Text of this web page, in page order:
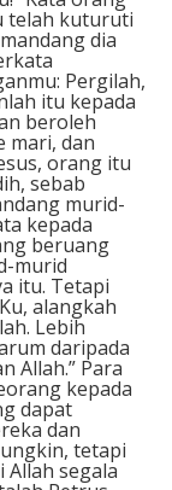
telah kuturuti
dia
Pergilah,
itu kepada
beroleh
mari, dan
orang itu
sebab
murid-
kepada
beruang
murid
itu. Tetapi
alangkah
Lebih
daripada
Allah.” Para
kepada
dapat
dan
tetapi
Allah segala